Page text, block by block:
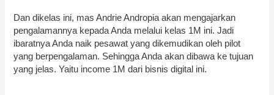
Dan dikelas ini, mas Andrie Andropia akan mengajarkan
pengalamannya kepada Anda melalui kelas 1M ini. Jadi
ibaratnya Anda naik pesawat yang dikemudikan oleh pilot
yang berpengalaman. Sehingga Anda akan dibawa ke tujuan
yang jelas. Yaitu income 1M dari bisnis digital ini.